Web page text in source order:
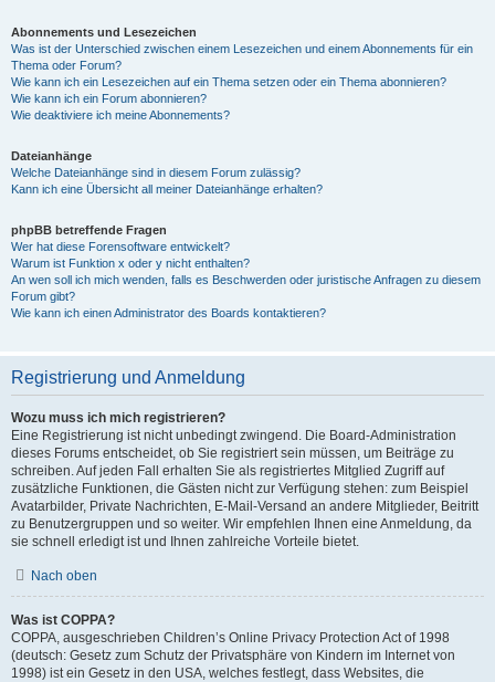
Abonnements und Lesezeichen
Was ist der Unterschied zwischen einem Lesezeichen und einem Abonnements für ein
Thema oder Forum?
Wie kann ich ein Lesezeichen auf ein Thema setzen oder ein Thema abonnieren?
Wie kann ich ein Forum abonnieren?
Wie deaktiviere ich meine Abonnements?
Dateianhänge
Welche Dateianhänge sind in diesem Forum zulässig?
Kann ich eine Übersicht all meiner Dateianhänge erhalten?
phpBB betreffende Fragen
Wer hat diese Forensoftware entwickelt?
Warum ist Funktion x oder y nicht enthalten?
An wen soll ich mich wenden, falls es Beschwerden oder juristische Anfragen zu diesem
Forum gibt?
Wie kann ich einen Administrator des Boards kontaktieren?
Registrierung und Anmeldung
Wozu muss ich mich registrieren?
Eine Registrierung ist nicht unbedingt zwingend. Die Board-Administration
dieses Forums entscheidet, ob Sie registriert sein müssen, um Beiträge zu
schreiben. Auf jeden Fall erhalten Sie als registriertes Mitglied Zugriff auf
zusätzliche Funktionen, die Gästen nicht zur Verfügung stehen: zum Beispiel
Avatarbilder, Private Nachrichten, E-Mail-Versand an andere Mitglieder, Beitritt
zu Benutzergruppen und so weiter. Wir empfehlen Ihnen eine Anmeldung, da
sie schnell erledigt ist und Ihnen zahlreiche Vorteile bietet.
Nach oben
Was ist COPPA?
COPPA, ausgeschrieben Children’s Online Privacy Protection Act of 1998
(deutsch: Gesetz zum Schutz der Privatsphäre von Kindern im Internet von
1998) ist ein Gesetz in den USA, welches festlegt, dass Websites, die